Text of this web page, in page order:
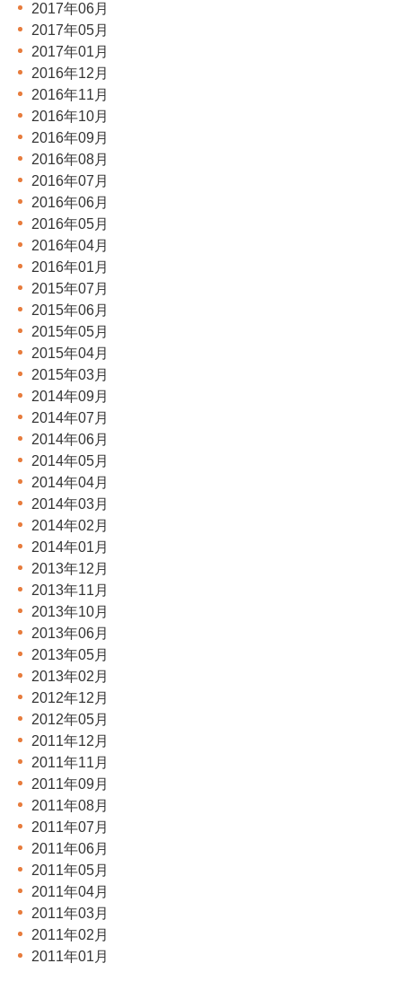
2017年06月
2017年05月
2017年01月
2016年12月
2016年11月
2016年10月
2016年09月
2016年08月
2016年07月
2016年06月
2016年05月
2016年04月
2016年01月
2015年07月
2015年06月
2015年05月
2015年04月
2015年03月
2014年09月
2014年07月
2014年06月
2014年05月
2014年04月
2014年03月
2014年02月
2014年01月
2013年12月
2013年11月
2013年10月
2013年06月
2013年05月
2013年02月
2012年12月
2012年05月
2011年12月
2011年11月
2011年09月
2011年08月
2011年07月
2011年06月
2011年05月
2011年04月
2011年03月
2011年02月
2011年01月